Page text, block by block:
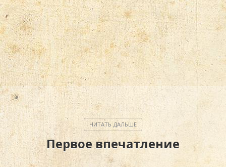
Первое впечатление